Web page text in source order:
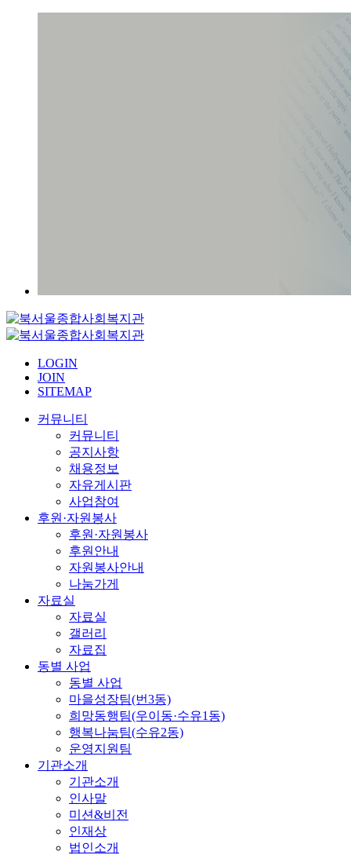
LOGIN
JOIN
SITEMAP
커뮤니티
커뮤니티
공지사항
채용정보
자유게시판
사업참여
후원·자원봉사
후원·자원봉사
후원안내
자원봉사안내
나눔가게
자료실
자료실
갤러리
자료집
동별 사업
동별 사업
마을성장팀(번3동)
희망동행팀(우이동·수유1동)
행복나눔팀(수유2동)
운영지원팀
기관소개
기관소개
인사말
미션&비전
인재상
법인소개